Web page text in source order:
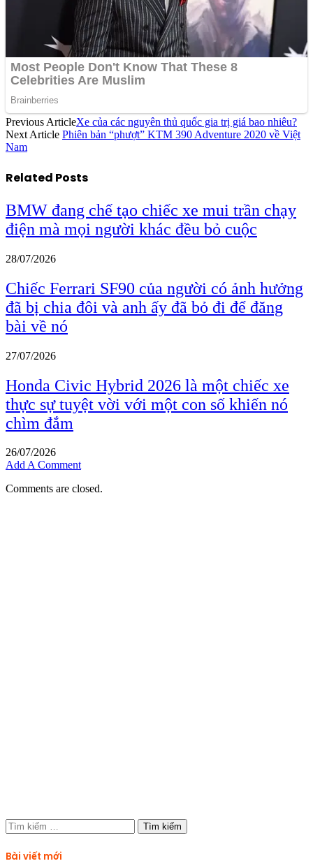
Previous ArticleXe của các nguyên thủ quốc gia trị giá bao nhiêu?
Next Article Phiên bản “phượt” KTM 390 Adventure 2020 về Việt
Nam
Related Posts
BMW đang chế tạo chiếc xe mui trần chạy
điện mà mọi người khác đều bỏ cuộc
28/07/2026
Chiếc Ferrari SF90 của người có ảnh hưởng
đã bị chia đôi và anh ấy đã bỏ đi để đăng
bài về nó
27/07/2026
Honda Civic Hybrid 2026 là một chiếc xe
thực sự tuyệt vời với một con số khiến nó
chìm đắm
26/07/2026
Add A Comment
Comments are closed.
Tìm
kiếm
cho:
Bài viết mới